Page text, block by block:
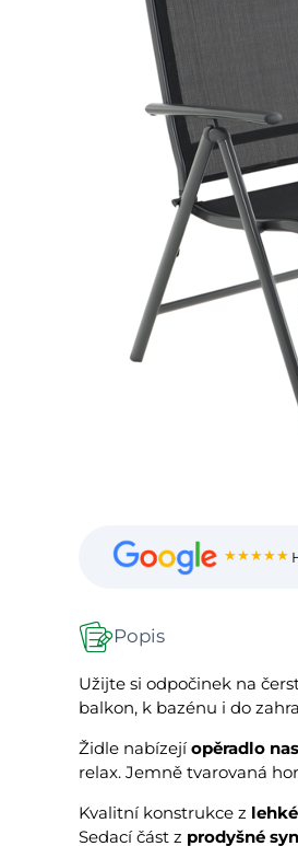
★★★★★
Popis
Užijte si odpočinek na
balkon, k bazénu i do
Židle nabízejíopěradlo
relax. Jemně tvarovaná
Kvalitní konstrukce z
Sedací část z prodyšné